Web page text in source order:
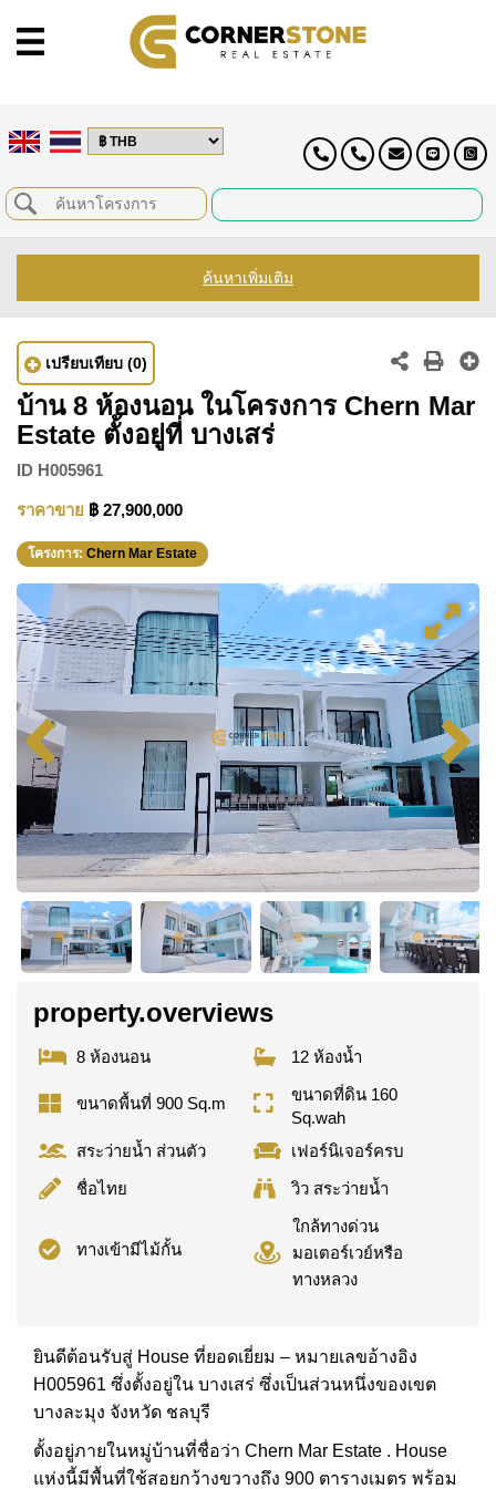
ค้นหาเพิ่มเติม
เปรียบเทียบ (0)
บ้าน 8 ห้องนอน ในโครงการ Chern Mar
Estate ตั้งอยู่ที่ บางเสร่
ID H005961
ราคาขาย ฿ 27,900,000
โครงการ: Chern Mar Estate
property.overviews
8 ห้องนอน 12 ห้องน้ำ
ขนาดพื้นที่ 900 Sq.m
ขนาดที่ดิน 160
Sq.wah
สระว่ายน้ำ ส่วนตัว
เฟอร์นิเจอร์ครบ
ชื่อไทย
วิว สระว่ายน้ำ
ทางเข้ามีไม้กั้น
ใกล้ทางด่วน
มอเตอร์เวย์หรือ
ทางหลวง
ยินดีต้อนรับสู่ House ที่ยอดเยี่ยม – หมายเลขอ้างอิง
H005961 ซึ่งตั้งอยู่ใน บางเสร่ ซึ่งเป็นส่วนหนึ่งของเขต
บางละมุง จังหวัด ชลบุรี
ตั้งอยู่ภายในหมู่บ้านที่ชื่อว่า Chern Mar Estate . House
แห่งนี้มีพื้นที่ใช้สอยกว้างขวางถึง 900 ตารางเมตร พร้อม